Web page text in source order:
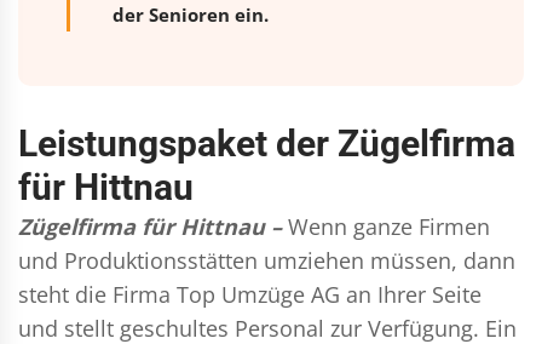
der Senioren ein.
Leistungspaket der Zügelfirma
für Hittnau
Zügelfirma für Hittnau – Wenn ganze Firmen
und Produktionsstätten umziehen müssen, dann
steht die Firma Top Umzüge AG an Ihrer Seite
und stellt geschultes Personal zur Verfügung. Ein